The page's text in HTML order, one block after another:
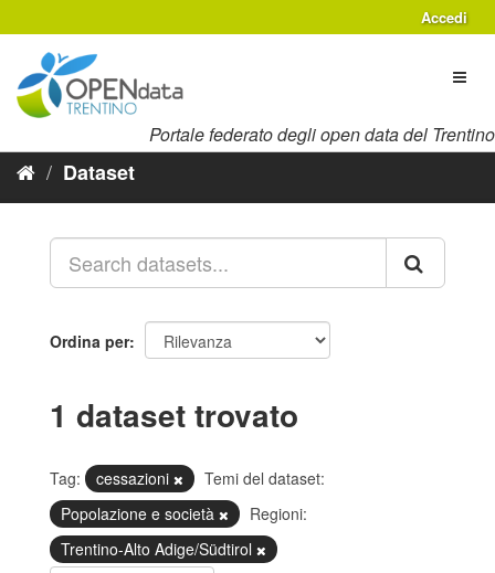
al
contenuto
Accedi
Portale federato degli open data del Trentino
Dataset
Ordina per
1 dataset trovato
Tag: cessazioni
Temi del dataset:
Popolazione e società
Regioni:
Trentino-Alto Adige/Südtirol